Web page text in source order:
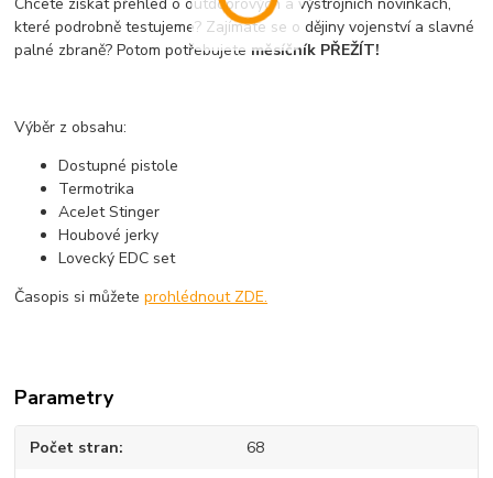
které podrobně testujeme? Zajímáte se o dějiny vojenství a slavné
palné zbraně? Potom potřebujete měsíčník PŘEŽÍT!
Výběr z obsahu:
Dostupné pistole
Termotrika
AceJet Stinger
Houbové jerky
Lovecký EDC set
Časopis si můžeteprohlédnout ZDE.
Parametry
Počet stran 68